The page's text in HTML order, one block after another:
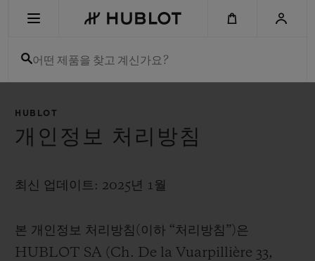
어떤 제품을 찾고 계신가요?
HUBLOT
개인정보 처리방침
최신 업데이트: 2025년 1월
본 개인정보 처리방침(이하 “처리방침”)은
HUBLOT SA (Ch. De la Vuarpillière 33,
최근 검색이 없습니다